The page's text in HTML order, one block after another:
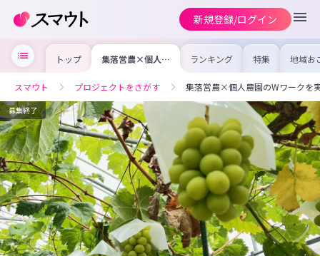
新規登録/ログイン
トップ 集落営農×個人農
園のWワークを実
中山凌輔さん
ランキング 特集 地域お
の求
を集め
事内容
を比
合った
けよう
スマウト プロジェクトをさがす 集落営農×個人農園のWワークを
募集終了